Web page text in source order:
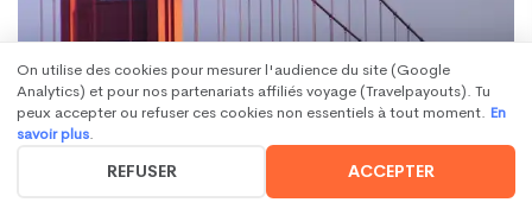
On utilise des cookies pour mesurer l'audience du site (Google
Analytics) et pour nos partenariats affiliés voyage (Travelpayouts). Tu
peux accepter ou refuser ces cookies non essentiels à tout moment. En
savoir plus.
REFUSER ACCEPTER